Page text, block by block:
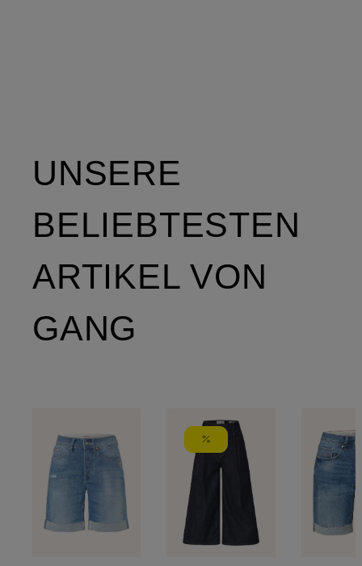
UNSERE
BELIEBTESTEN
ARTIKEL VON
GANG